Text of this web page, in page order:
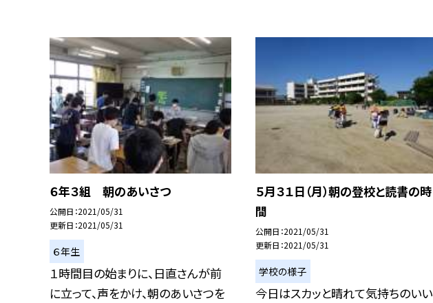
６年３組 朝のあいさつ
公開日 2021/05/31
更新日 2021/05/31
６年生
１時間目の始まりに、日直さんが前
に立って、声をかけ、朝のあいさつを
５月３１日（月）朝の登校と読書の時
間
公開日 2021/05/31
更新日 2021/05/31
学校の様子
今日はスカッと晴れて気持ちのいい